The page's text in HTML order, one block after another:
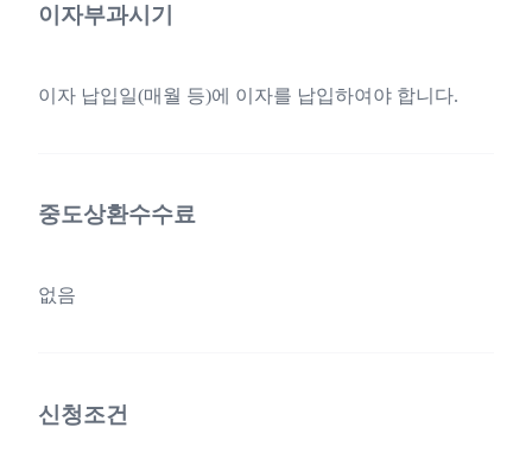
이자부과시기
이자 납입일(매월 등)에 이자를 납입하여야 합니다.
중도상환수수료
없음
신청조건